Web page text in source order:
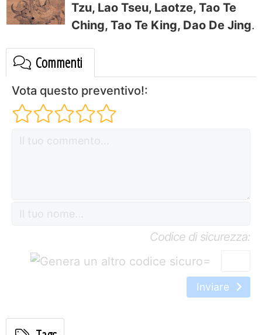
Tzu, Lao Tseu, Laotze, Tao Te
Ching, Tao Te King, Dao De Jing.
Commenti
Vota questo preventivo!:
Codice di sicurezza:
=
Inviare